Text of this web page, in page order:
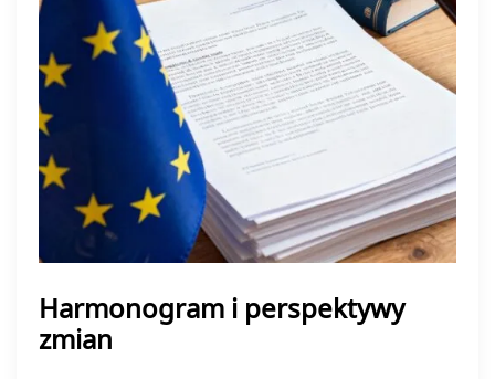
Harmonogram i perspektywy
zmian